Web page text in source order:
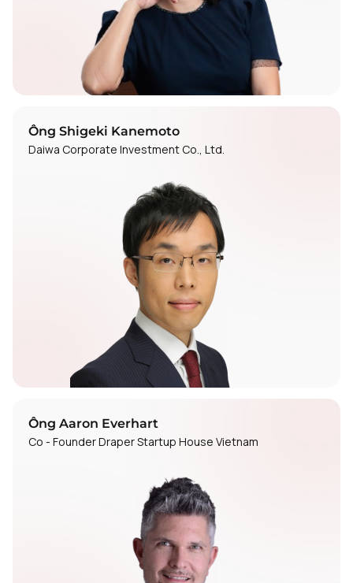
Ông Shigeki Kanemoto
Daiwa Corporate Investment Co., Ltd.
Ông Aaron Everhart
Co - Founder Draper Startup House Vietnam